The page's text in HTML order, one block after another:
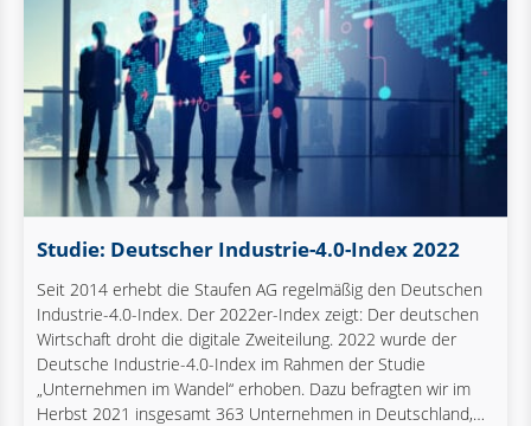
Studie: Deutscher Industrie-4.0-Index 2022
Seit 2014 erhebt die Staufen AG regelmäßig den Deutschen
Industrie-4.0-Index. Der 2022er-Index zeigt: Der deutschen
Wirtschaft droht die digitale Zweiteilung. 2022 wurde der
Deutsche Industrie-4.0-Index im Rahmen der Studie
„Unternehmen im Wandel“ erhoben. Dazu befragten wir im
Herbst 2021 insgesamt 363 Unternehmen in Deutschland,